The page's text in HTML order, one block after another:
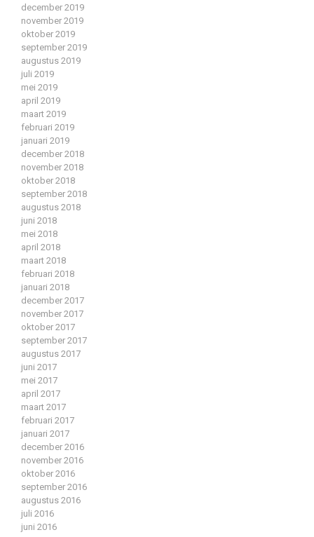
december 2019
november 2019
oktober 2019
september 2019
augustus 2019
juli 2019
mei 2019
april 2019
maart 2019
februari 2019
januari 2019
december 2018
november 2018
oktober 2018
september 2018
augustus 2018
juni 2018
mei 2018
april 2018
maart 2018
februari 2018
januari 2018
december 2017
november 2017
oktober 2017
september 2017
augustus 2017
juni 2017
mei 2017
april 2017
maart 2017
februari 2017
januari 2017
december 2016
november 2016
oktober 2016
september 2016
augustus 2016
juli 2016
juni 2016